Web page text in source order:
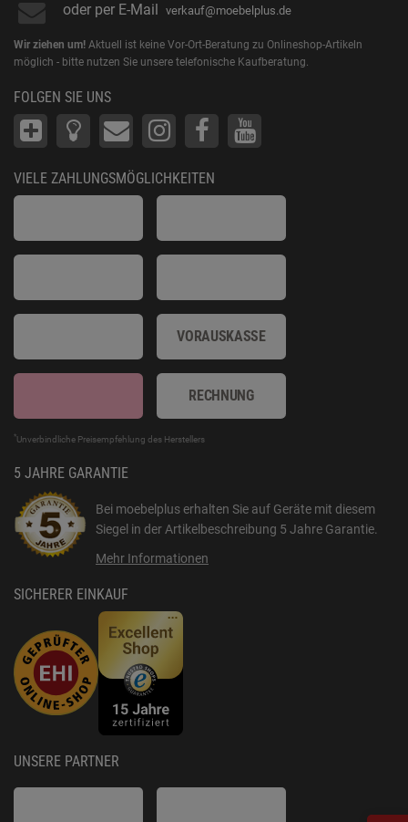
oder per E-Mail verkauf@moebelplus.de
Wir ziehen um! Aktuell ist keine Vor-Ort-Beratung zu Onlineshop-Artikeln
möglich - bitte nutzen Sie unsere telefonische Kaufberatung.
FOLGEN SIE UNS
VIELE ZAHLUNGSMÖGLICHKEITEN
VORAUSKASSE
RECHNUNG
*Unverbindliche Preisempfehlung des Herstellers
5 JAHRE GARANTIE
Bei moebelplus erhalten Sie auf Geräte mit diesem
Siegel in der Artikelbeschreibung 5 Jahre Garantie.
Mehr Informationen
SICHERER EINKAUF
UNSERE PARTNER